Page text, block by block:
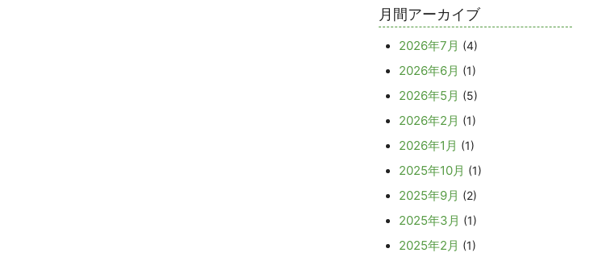
月間アーカイブ
2026年7月 (4)
2026年6月 (1)
2026年5月 (5)
2026年2月 (1)
2026年1月 (1)
2025年10月 (1)
2025年9月 (2)
2025年3月 (1)
2025年2月 (1)